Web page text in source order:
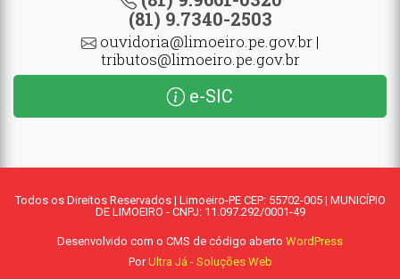
(81) 9.7340-2503
ouvidoria@limoeiro.pe.gov.br |
tributos@limoeiro.pe.gov.br
e-SIC
Todos os Direitos Reservados | Limoeiro-PE CEP: 55702-005 | MUNICÍPIO
DE LIMOEIRO - CNPJ: 11.097.292/0001-49
Desenvolvido com o CMS de código aberto WordPress
PorUltra Já - Soluções Web